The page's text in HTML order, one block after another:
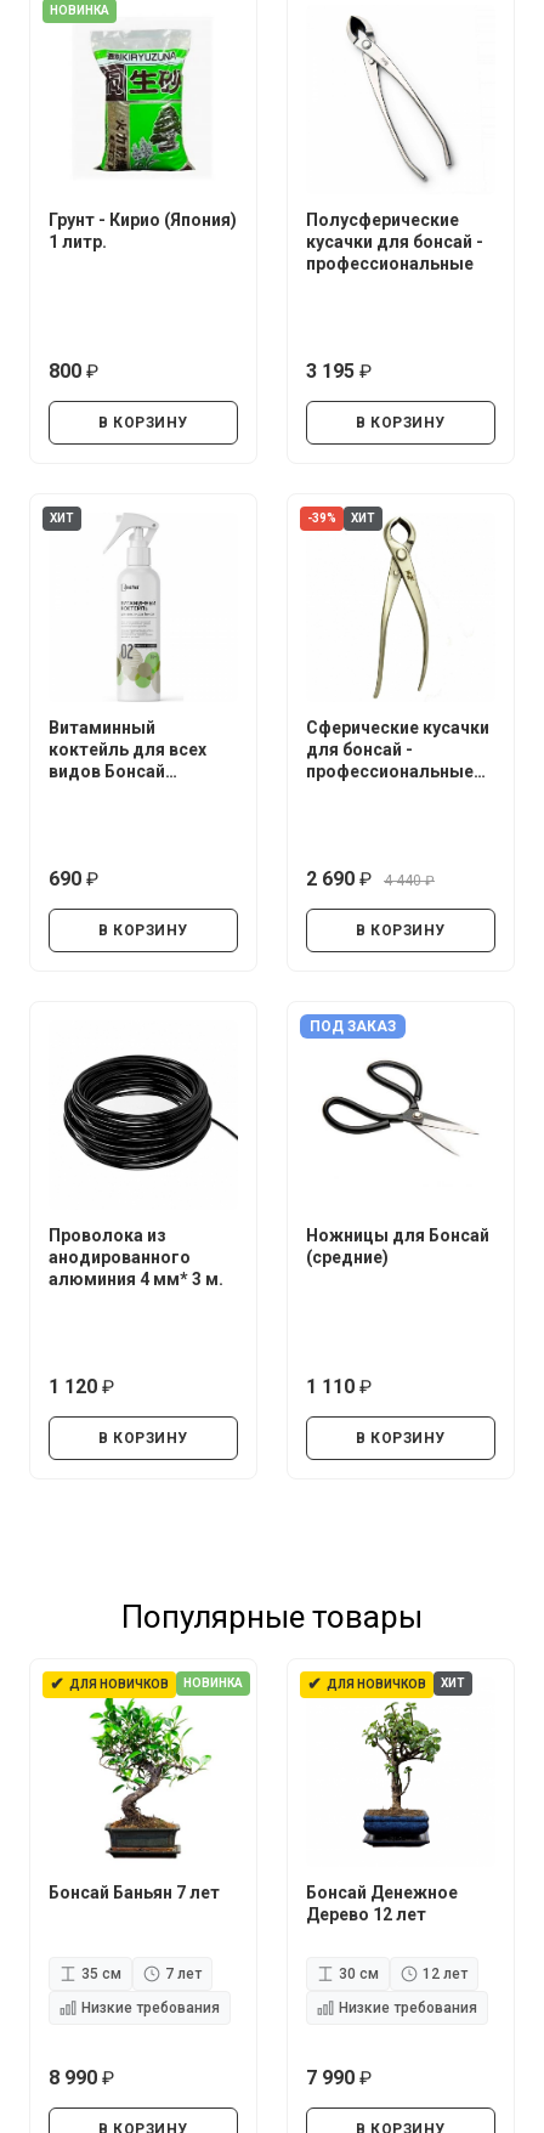
НОВИНКА
Грунт - Кирио (Япония)
1 литр.
800
В КОРЗИНУ
Полусферические
кусачки для бонсай -
профессиональные
3 195
В КОРЗИНУ
ХИТ
Витаминный
коктейль для всех
видов Бонсай
690
В КОРЗИНУ
-39% ХИТ
Сферические кусачки
для бонсай -
профессиональные
2 690
4 440
В КОРЗИНУ
Проволока из
анодированного
алюминия 4 мм* 3 м.
1 120
В КОРЗИНУ
ПОД ЗАКАЗ
Ножницы для Бонсай
(средние)
1 110
В КОРЗИНУ
Популярные товары
✔ ДЛЯ НОВИЧКОВ НОВИНКА
Бонсай Баньян 7 лет
35 см
7 лет
Низкие требования
8 990
В КОРЗИНУ
✔ ДЛЯ НОВИЧКОВ ХИТ
Бонсай Денежное
Дерево 12 лет
30 см
12 лет
Низкие требования
7 990
В КОРЗИНУ